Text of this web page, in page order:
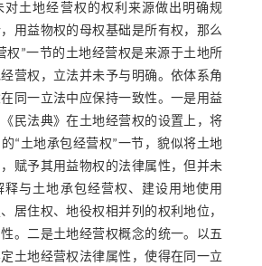
对土地经营权的权利来源做出明确规
用益物权的母权基础是所有权，那么
权”一节的土地经营权是来源于土地所
营权，立法并未予与明确。依体系角
同一立法中应保持一致性。一是用益
民法典》在土地经营权的设置上，将
“土地承包经营权”一节，貌似将土地
赋予其用益物权的法律属性，但并未
释与土地承包经营权、建设用地使用
居住权、地役权相并列的权利地位，
。二是土地经营权概念的统一。以五
土地经营权法律属性，使得在同一立